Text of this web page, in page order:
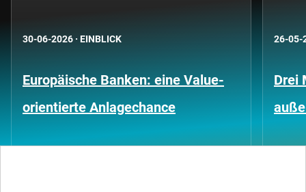
30-06-2026 · EINBLICK
Europäische Banken: eine Value-
orientierte Anlagechance
26-05-
Drei